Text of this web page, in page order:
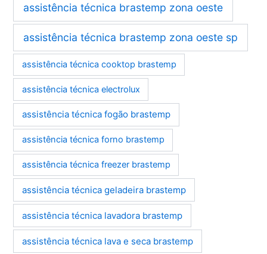
assistência técnica brastemp zona oeste
assistência técnica brastemp zona oeste sp
assistência técnica cooktop brastemp
assistência técnica electrolux
assistência técnica fogão brastemp
assistência técnica forno brastemp
assistência técnica freezer brastemp
assistência técnica geladeira brastemp
assistência técnica lavadora brastemp
assistência técnica lava e seca brastemp